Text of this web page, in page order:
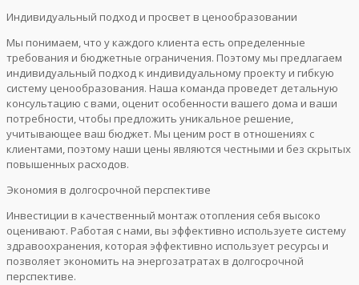
Индивидуальный подход и просвет в ценообразовании
Мы понимаем, что у каждого клиента есть определенные
требования и бюджетные ограничения. Поэтому мы предлагаем
индивидуальный подход к индивидуальному проекту и гибкую
систему ценообразования. Наша команда проведет детальную
консультацию с вами, оценит особенности вашего дома и ваши
потребности, чтобы предложить уникальное решение,
учитывающее ваш бюджет. Мы ценим рост в отношениях с
клиентами, поэтому наши цены являются честными и без скрытых
повышенных расходов.
Экономия в долгосрочной перспективе
Инвестиции в качественный монтаж отопления себя высоко
оценивают. Работая с нами, вы эффективно используете систему
здравоохранения, которая эффективно использует ресурсы и
позволяет экономить на энергозатратах в долгосрочной
перспективе.